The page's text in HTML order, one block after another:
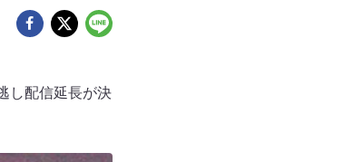
し配信延長が決